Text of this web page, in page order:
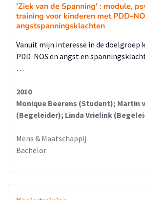
'Ziek van de Spanning' : module,
training voor kinderen met PDD-
angstspanningsklachten
Vanuit mijn interesse in de doelgroep
PDD-NOS en angst en
…
2010
Monique Beerens (Student); Martin
(Begeleider); Linda Vrielink
Mens & Maatschappij
Bachelor